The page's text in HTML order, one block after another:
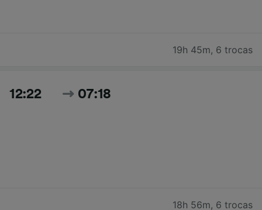
19h 45m, 6 trocas
12:22 07:18
18h 56m, 6 trocas